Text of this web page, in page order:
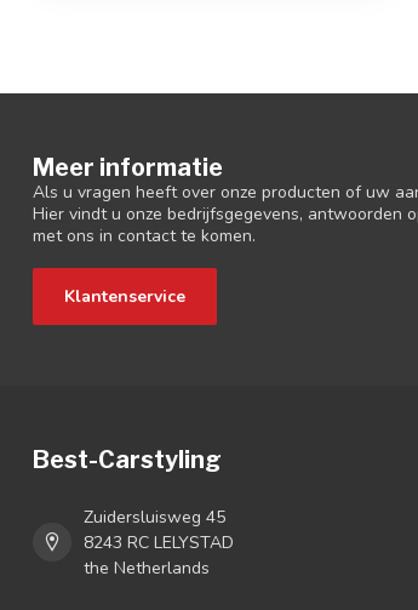
Meer informatie
Als u vragen heeft over onze producten of uw
Hier vindt u onze bedrijfsgegevens, antwoorden
met ons in contact te komen.
Klantenservice
Best-Carstyling
Zuidersluisweg 45
8243 RC LELYSTAD
the Netherlands